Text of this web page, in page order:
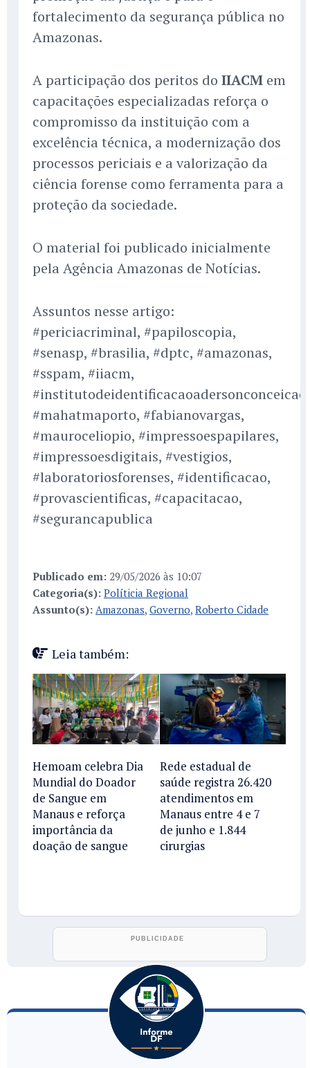
fortalecimento da segurança pública no
Amazonas.
A participação dos peritos do IIACM em
capacitações especializadas reforça o
compromisso da instituição com a
excelência técnica, a modernização dos
processos periciais e a valorização da
ciência forense como ferramenta para a
proteção da sociedade.
O material foi publicado inicialmente
pela Agência Amazonas de Notícias.
Assuntos nesse artigo:
#periciacriminal, #papiloscopia,
#senasp, #brasilia, #dptc, #amazonas,
#sspam, #iiacm,
#mahatmaporto, #fabianovargas,
#mauroceliopio, #impressoespapilares,
#impressoesdigitais, #vestigios,
#laboratoriosforenses, #identificacao,
#provascientificas, #capacitacao,
#segurancapublica
Publicado em: 29/05/2026 às 10:07
Categoria(s): Políticia Regional
Assunto(s): Amazonas, Governo, Roberto Cidade
Leia também:
Hemoam celebra Dia
Mundial do Doador
de Sangue em
Manaus e reforça
importância da
doação de sangue
Rede estadual de
saúde registra 26.420
atendimentos em
Manaus entre 4 e 7
de junho e 1.844
cirurgias